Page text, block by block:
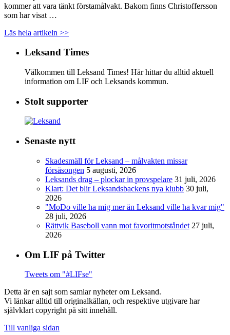
kommer att vara tänkt förstamålvakt. Bakom finns Christoffersson
som har visat …
Läs hela artikeln >>
Leksand Times
Välkommen till Leksand Times! Här hittar du alltid aktuell
information om LIF och Leksands kommun.
Stolt supporter
Senaste nytt
Skadesmäll för Leksand – målvakten missar
försäsongen 5 augusti, 2026
Leksands drag – plockar in provspelare 31 juli, 2026
Klart: Det blir Leksandsbackens nya klubb 30 juli,
2026
"MoDo ville ha mig mer än Leksand ville ha kvar mig"
28 juli, 2026
Rättvik Baseboll vann mot favoritmotståndet 27 juli,
2026
Om LIF på Twitter
Tweets om "#LIFse"
Detta är en sajt som samlar nyheter om Leksand.
Vi länkar alltid till originalkällan, och respektive utgivare har
självklart copyright på sitt innehåll.
Till vanliga sidan